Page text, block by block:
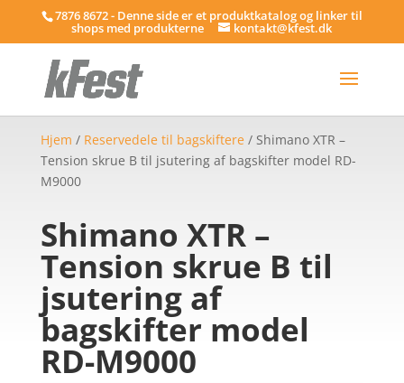
7876 8672 - Denne side er et produktkatalog og linker til
shops med produkterne kontakt@kfest.dk
Hjem / Reservedele til bagskiftere / Shimano XTR –
Tension skrue B til jsutering af bagskifter model RD-
M9000
Shimano XTR –
Tension skrue B til
jsutering af
bagskifter model
RD-M9000